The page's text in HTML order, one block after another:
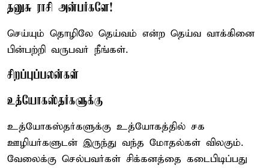
தனுசு ராசி அன்பர்களே!
செய்யும் தொழிலே தெய்வம் என்ற தெய்வ வாக்கினை
பின்பற்றி வருபவர் நீங்கள்.
சிறப்புப்பலன்கள்
உத்யோகஸ்தர்களுக்கு
உத்யோகஸ்தர்களுக்கு உத்யோகத்தில் சக
ஊழியர்களுடன் இருந்து வந்த மோதல்கள் விலகும்.
வேலைக்கு செல்பவர்கள் சிக்கனத்தை கடைபிடிப்பது